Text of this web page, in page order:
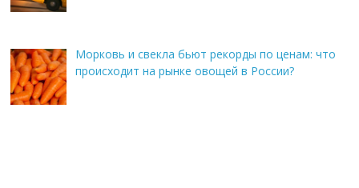
Морковь и свекла бьют рекорды по ценам: что
происходит на рынке овощей в России?